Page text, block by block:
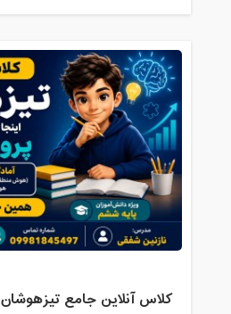
کلاس آنلاین جامع تیزهوشان